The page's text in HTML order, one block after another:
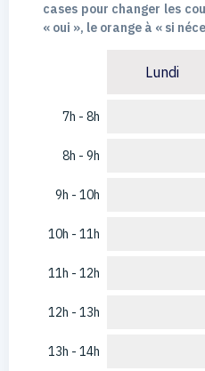
cases pour changer les
« oui », le orange à « si
7h - 8h
8h - 9h
9h - 10h
10h - 11h
11h - 12h
12h - 13h
13h - 14h
Lundi